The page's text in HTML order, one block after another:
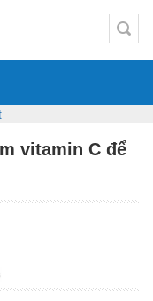
vitamin C để